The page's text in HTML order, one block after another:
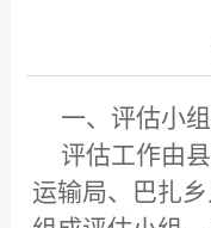
一、评估小
评估工作由
运输局、巴扎